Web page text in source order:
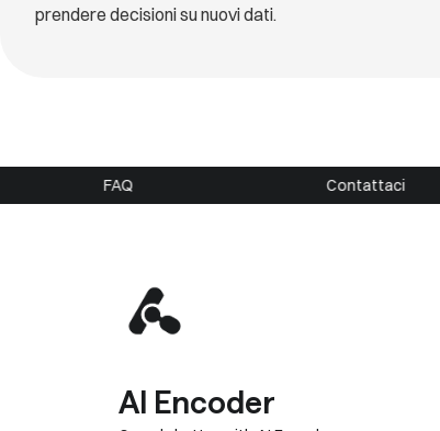
prendere decisioni su nuovi dati.
FAQ Contattaci
AI Encoder